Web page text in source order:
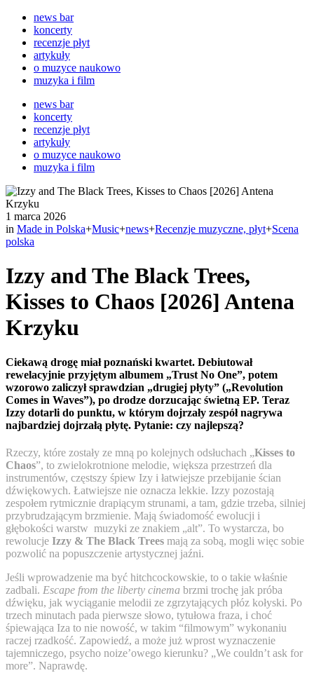
news bar
koncerty
recenzje płyt
artykuły
o muzyce naukowo
muzyka i film
news bar
koncerty
recenzje płyt
artykuły
o muzyce naukowo
muzyka i film
1 marca 2026
in Made in Polska+Music+news+Recenzje muzyczne, płyt+Scena
polska
Izzy and The Black Trees,
Kisses to Chaos [2026] Antena
Krzyku
Ciekawą drogę miał poznański kwartet. Debiutował
rewelacyjnie przyjętym albumem „Trust No One”, potem
wzorowo zaliczył sprawdzian „drugiej płyty” („Revolution
Comes in Waves”), po drodze dorzucając świetną EP. Teraz
Izzy dotarli do punktu, w którym dojrzały zespół nagrywa
najbardziej dojrzałą płytę. Pytanie: czy najlepszą?
Rzeczy, które zostały ze mną po kolejnych odsłuchach „Kisses to
Chaos”, to zwielokrotnione melodie, większa przestrzeń dla
instrumentów, częstszy śpiew Izy i łatwiejsze przebijanie ścian
dźwiękowych. Łatwiejsze nie oznacza lekkie. Izzy pozostają
zespołem rytmicznie drapiącym strunami, a tam, gdzie trzeba, silniej
przybrudzającym brzmienie. Mają świadomość ewolucji i
głębokości warstw muzyki ze znakiem „alt”. To wystarcza, bo
rewolucje Izzy & The Black Trees mają za sobą, mogli więc sobie
pozwolić na popuszczenie artystycznej jaźni.
Jeśli wprowadzenie ma być hitchcockowskie, to o takie właśnie
zadbali. Escape from the liberty cinema brzmi trochę jak próba
dźwięku, jak wyciąganie melodii ze zgrzytających płóz kołyski. Po
trzech minutach pada pierwsze słowo, tytułowa fraza, i choć
śpiewająca Iza to nie nowość, w takim “filmowym” wykonaniu
raczej rzadkość. Zapowiedź, a może już wprost wyznaczenie
tajemniczego, psycho noize’owego kierunku? „We couldn’t ask for
more”. Naprawdę.